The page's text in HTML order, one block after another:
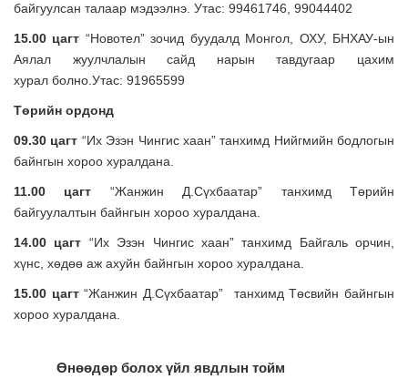
байгуулсан талаар мэдээлнэ. Утас: 99461746, 99044402
15.00 цагт “Новотел” зочид буудалд Монгол, ОХУ, БНХАУ-ын
Аялал жуулчлалын сайд нарын тавдугаар цахим
хурал болно.Утас: 91965599
Төрийн ордонд
09.30 цагт “Их Эзэн Чингис хаан” танхимд Нийгмийн бодлогын
байнгын хороо хуралдана.
11.00 цагт “Жанжин Д.Сүхбаатар” танхимд Төрийн
байгуулалтын байнгын хороо хуралдана.
14.00 цагт “Их Эзэн Чингис хаан” танхимд Байгаль орчин,
хүнс, хөдөө аж ахуйн байнгын хороо хуралдана.
15.00 цагт“Жанжин Д.Сүхбаатар” танхимд Төсвийн байнгын
хороо хуралдана.
Өнөөдөр болох үйл явдлын тойм